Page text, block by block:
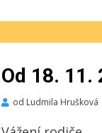
Od 18. 11.
od Ludmila Hrušková